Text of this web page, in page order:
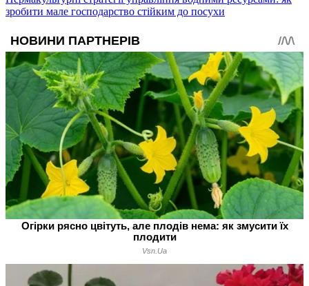
зробити мале господарство стійким до посухи